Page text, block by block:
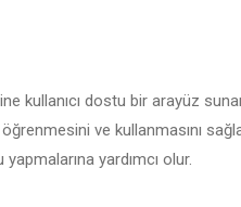
kullanıcı dostu bir arayüz
ve kullanmasını
yardımcı olur.